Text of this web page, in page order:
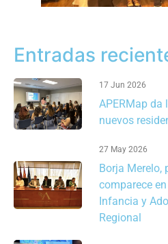
Entradas
17 Jun 2026
APERMap da
nuevos
27 May 2026
Borja Merelo,
comparece
Infancia y
Regional